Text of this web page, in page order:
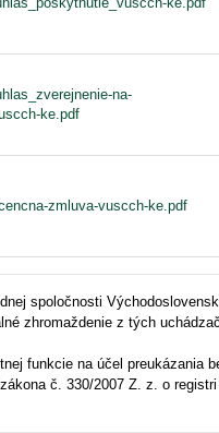
spoločnosti
zhromaždenie z tých
funkcie na účel preukázania
č. 330/2007 Z. z. o